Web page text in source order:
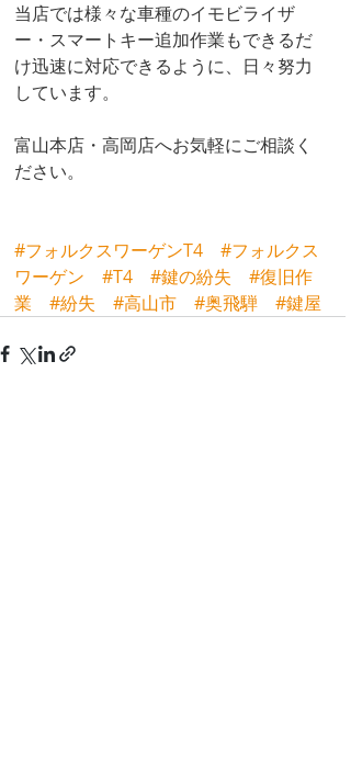
当店では様々な車種のイモビライザ
ー・スマートキー追加作業もできるだ
け迅速に対応できるように、日々努力
しています。
富山本店・高岡店へお気軽にご相談く
ださい。
#フォルクスワーゲンT4
#フォルクス
ワーゲン
#T4 #鍵の紛失
#復旧作
業
#紛失 #高山市 #奥飛騨 #鍵屋